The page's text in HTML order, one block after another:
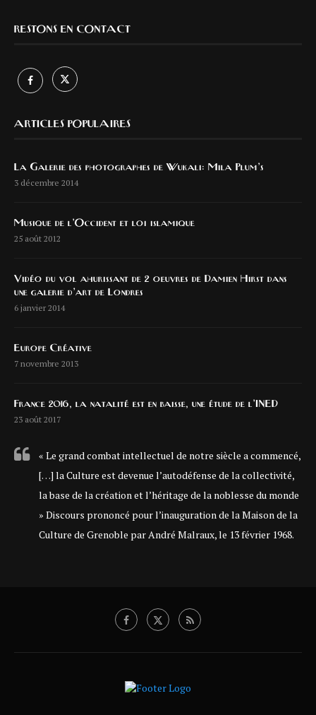
RESTONS EN CONTACT
ARTICLES POPULAIRES
La Galerie des photographes de Wukali: Mila Plum’s
3 décembre 2014
Musique de l’Occident et loi islamique
25 août 2012
Vidéo du vol ahurissant de 2 oeuvres de Damien Hirst dans
une galerie d’art de Londres
6 janvier 2014
Europe Créative
7 novembre 2013
France 2016, la natalité est en baisse, une étude de l’INED
23 août 2017
« Le grand combat intellectuel de notre siècle a commencé,
[…] la Culture est devenue l’autodéfense de la collectivité,
la base de la création et l’héritage de la noblesse du monde
» Discours prononcé pour l’inauguration de la Maison de la
Culture de Grenoble par André Malraux, le 13 février 1968.